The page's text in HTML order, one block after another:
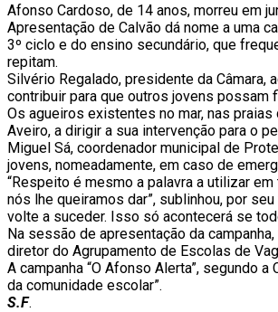
Afonso Cardoso, de 14 anos, morreu em
Apresentação de Calvão dá nome a uma
3º ciclo e do ensino secundário, que
repitam.
Silvério Regalado, presidente da Câmara,
contribuir para que outros jovens
Os agueiros existentes no mar, nas
Aveiro, a dirigir a sua intervenção para o
Miguel Sá, coordenador municipal de
jovens, nomeadamente, em caso de
“Respeito é mesmo a palavra a utilizar
nós lhe queiramos dar”, sublinhou, por
volte a suceder. Isso só acontecerá se
Na sessão de apresentação da
diretor do Agrupamento de Escolas de
A campanha “O Afonso Alerta”, segundo
da comunidade escolar”.
S.F.